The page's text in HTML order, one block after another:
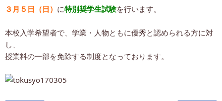
３月５日（日） に特別奨学生試験を行います。
本校入学希望者で、学業・人物ともに優秀と認められる方に対
し、
授業料の一部を免除する制度となっております。